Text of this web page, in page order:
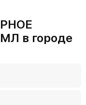
в городе